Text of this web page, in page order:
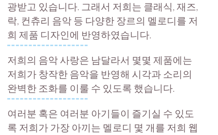
광받고 있습니다. 그래서 저희는 클래식, 재즈,
락, 컨츄리 음악 등 다양한 장르의 멜로디를 저
희 제품 디자인에 반영하였습니다.
저희의 음악 사랑은 남달라서 몇몇 제품에는
저희가 창작한 음악을 반영해 시각과 소리의
완벽한 조화를 이룰 수 있도록 했습니다.
여러분 혹은 여러분 아기들이 즐기실 수 있도
록 저희가 가장 아끼는 멜로디 몇 개를 저희 웹